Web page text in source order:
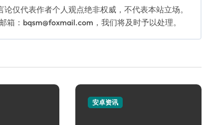
仅代表作者个人观点绝非权威，不代表本站立场。
：bqsm@foxmail.com，我们将及时予以处理。
安卓资讯